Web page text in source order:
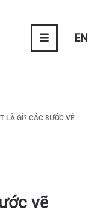
EN
LÀ GÌ? CÁC BƯỚC VẼ
vẽ